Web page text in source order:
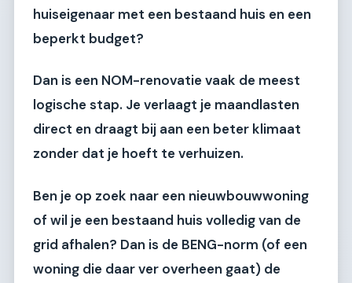
huiseigenaar met een bestaand huis en een
beperkt budget?
Dan is een NOM-renovatie vaak de meest
logische stap. Je verlaagt je maandlasten
direct en draagt bij aan een beter klimaat
zonder dat je hoeft te verhuizen.
Ben je op zoek naar een nieuwbouwwoning
of wil je een bestaand huis volledig van de
grid afhalen? Dan is de BENG-norm (of een
woning die daar ver overheen gaat) de